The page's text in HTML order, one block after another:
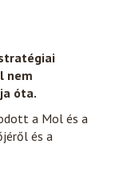
nem
óta.
a Mol és a
és a